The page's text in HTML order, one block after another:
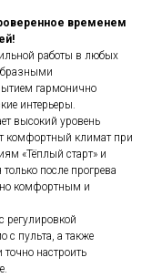
временем
работы в любых
гармонично
интерьеры.
высокий уровень
комфортный климат при
«Тёплый старт» и
после прогрева
комфортным и
с регулировкой
с пульта, а также
настроить